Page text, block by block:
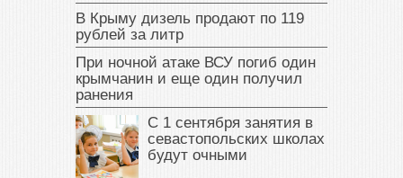
В Крыму дизель продают по 119
рублей за литр
При ночной атаке ВСУ погиб один
крымчанин и еще один получил
ранения
С 1 сентября занятия в
севастопольских школах
будут очными